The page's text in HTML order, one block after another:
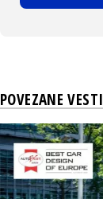
POVEZANE VESTI